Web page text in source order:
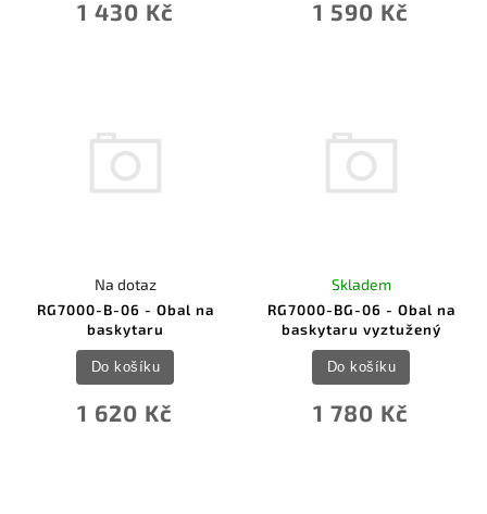
1 430 Kč 1 590 Kč
RG7000-B-06 - Obal na
baskytaru
Na dotaz
1 620 Kč
Do košíku
RG7000-BG-06 - Obal na
baskytaru vyztužený
Skladem
1 780 Kč
Do košíku